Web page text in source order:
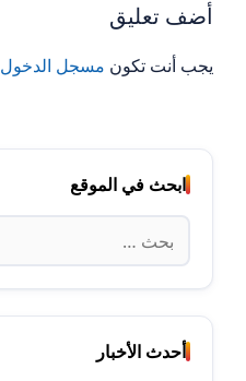
أضف تعليق
يجب أنت تكون مسجل الدخول
ابحث في الموقع
البحث
عن:
أحدث الأخبار